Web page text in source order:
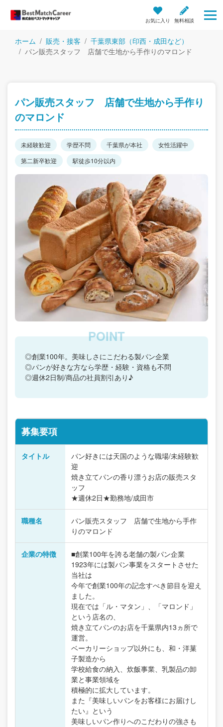
お気に入り 無料相談
ホーム 販売・接客
千葉県東部（印西・成田など）
パン販売スタッフ 店舗で生地から手作りのマロンド
パン販売スタッフ 店舗で生地から手作り
のマロンド
未経験歓迎 学歴不問 千葉県が本社
女性活躍中
第二新卒歓迎
駅徒歩10分以内
◎創業100年。美味しさにこだわる製パン企業
◎パンが好きな方なら学歴・経験・資格も不問
◎週休2日制/商品の社員割引あり♪
募集要項
タイトル
パン好きには天国のような職場/未経験歓
迎
焼き立てパンの香り漂うお店の販売スタ
ッフ
★週休2日★勤務地/成田市
職種名
パン販売スタッフ 店舗で生地から手作
りのマロンド
企業の特徴
■創業100年を誇る老舗の製パン企業
1923年には製パン事業をスタートさせた
当社は
今年で創業100年の記念すべき節目を迎え
ました。
現在では「ル・マタン」、「マロンド」
という店名の、
焼き立てパンのお店を千葉県内13ヵ所で
運営。
ベーカリーショップ以外にも、和・洋菓
子製造から
学校給食の納入、炊飯事業、乳製品の卸
業と事業領域を
積極的に拡大しています。
また『美味しいパンをお客様にお届けし
たい』という
美味しいパン作りへのこだわりの強さも